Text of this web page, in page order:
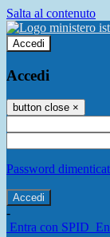
Salta al contenuto
Accedi
Accedi
button close ×
Password
-
Entra con SPID